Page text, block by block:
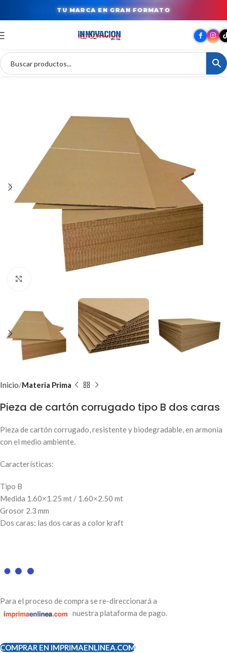
TU MARCA EN GRAN FORMATO
Inicio Materia Prima
Pieza de cartón corrugado tipo B dos caras
Pieza de cartón corrugado, resistente y biodegradable, en armonía
con el medio ambiente.
Características:
Tipo B
Medida 1.60×1.25 mt / 1.60×2.50 mt
Grosor 2.3 mm
Dos caras: las dos caras a color kraft
Para el proceso de compra se re-direccionará a
nuestra plataforma de pago.
COMPRAR EN IMPRIMAENLINEA.COM